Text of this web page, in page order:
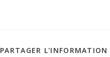
PARTAGER L'INFORMATION